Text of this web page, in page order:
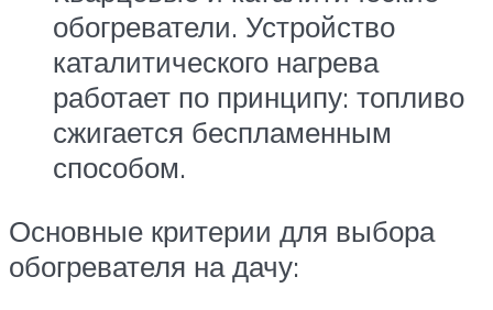
обогреватели. Устройство
каталитического нагрева
работает по принципу: топливо
сжигается беспламенным
способом.
Основные критерии для выбора
обогревателя на дачу: